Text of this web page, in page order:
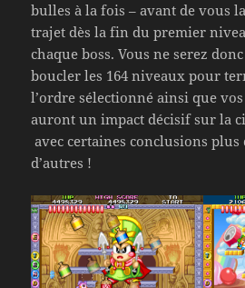
bulles à la fois – avant de vous
trajet dès la fin du premier
chaque boss. Vous ne serez
boucler les 164 niveaux pour
l’ordre sélectionné ainsi que
auront un impact décisif sur la
avec certaines conclusions
d’autres !